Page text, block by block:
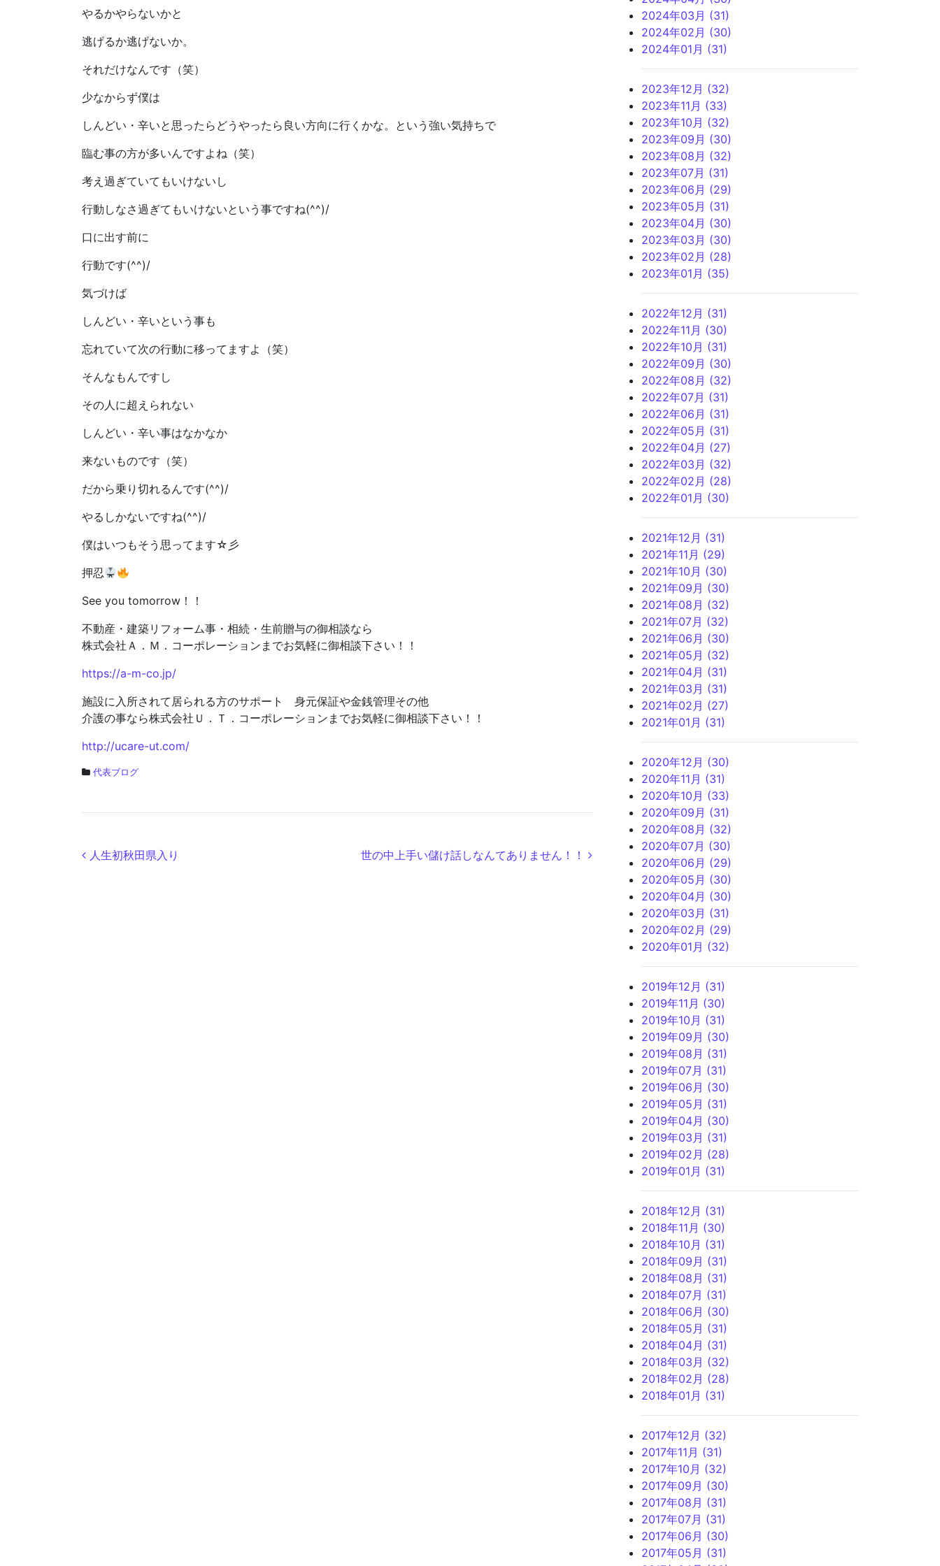
やるかやらないかと
逃げるか逃げないか。
それだけなんです（笑）
少なからず僕は
しんどい・辛いと思ったらどうやったら良い方向に行くかな。という強い気持ちで
臨む事の方が多いんですよね（笑）
考え過ぎていてもいけないし
行動しなさ過ぎてもいけないという事ですね(^^)/
口に出す前に
行動です(^^)/
気づけば
しんどい・辛いという事も
忘れていて次の行動に移ってますよ（笑）
そんなもんですし
その人に超えられない
しんどい・辛い事はなかなか
来ないものです（笑）
だから乗り切れるんです(^^)/
やるしかないですね(^^)/
僕はいつもそう思ってます☆彡
押忍
See you tomorrow！！
不動産・建築リフォーム事・相続・生前贈与の御相談なら
株式会社Ａ．Ｍ．コーポレーションまでお気軽に御相談下さい！！
https://a-m-co.jp/
施設に入所されて居られる方のサポート 身元保証や金銭管理その他
介護の事なら株式会社Ｕ．Ｔ．コーポレーションまでお気軽に御相談下さい！！
http://ucare-ut.com/
代表ブログ
投稿ナビゲーション
人生初秋田県入り 世の中上手い儲け話しなんてありません！！
2024年03月 (31)
2024年02月 (30)
2024年01月 (31)
2023年12月 (32)
2023年11月 (33)
2023年10月 (32)
2023年09月 (30)
2023年08月 (32)
2023年07月 (31)
2023年06月 (29)
2023年05月 (31)
2023年04月 (30)
2023年03月 (30)
2023年02月 (28)
2023年01月 (35)
2022年12月 (31)
2022年11月 (30)
2022年10月 (31)
2022年09月 (30)
2022年08月 (32)
2022年07月 (31)
2022年06月 (31)
2022年05月 (31)
2022年04月 (27)
2022年03月 (32)
2022年02月 (28)
2022年01月 (30)
2021年12月 (31)
2021年11月 (29)
2021年10月 (30)
2021年09月 (30)
2021年08月 (32)
2021年07月 (32)
2021年06月 (30)
2021年05月 (32)
2021年04月 (31)
2021年03月 (31)
2021年02月 (27)
2021年01月 (31)
2020年12月 (30)
2020年11月 (31)
2020年10月 (33)
2020年09月 (31)
2020年08月 (32)
2020年07月 (30)
2020年06月 (29)
2020年05月 (30)
2020年04月 (30)
2020年03月 (31)
2020年02月 (29)
2020年01月 (32)
2019年12月 (31)
2019年11月 (30)
2019年10月 (31)
2019年09月 (30)
2019年08月 (31)
2019年07月 (31)
2019年06月 (30)
2019年05月 (31)
2019年04月 (30)
2019年03月 (31)
2019年02月 (28)
2019年01月 (31)
2018年12月 (31)
2018年11月 (30)
2018年10月 (31)
2018年09月 (31)
2018年08月 (31)
2018年07月 (31)
2018年06月 (30)
2018年05月 (31)
2018年04月 (31)
2018年03月 (32)
2018年02月 (28)
2018年01月 (31)
2017年12月 (32)
2017年11月 (31)
2017年10月 (32)
2017年09月 (30)
2017年08月 (31)
2017年07月 (31)
2017年06月 (30)
2017年05月 (31)